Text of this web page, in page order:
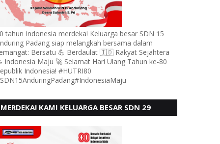
tahun Indonesia merdeka! Keluarga besar SDN 15
Padang siap melangkah bersama dalam
Bersatu 💪 Berdaulat 🇮🇩 Rakyat Sejahtera
Indonesia Maju 🚀 Selamat Hari Ulang Tahun ke-80
Indonesia! #HUTRI80
MERDEKA! KAMI KELUARGA BESAR SDN 29
MENGUCAPKAN HUT RI KE - 80